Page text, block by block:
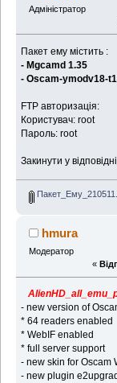
Адміністратор
Пакет ему містить :
- Mgcamd 1.35
- Oscam-ymodv18-
FTP авторизація:
Користувач: root
Пароль: root
Закинути у
hmura
Модератор
«
- new version of
* 64 readers enabled
* WebIF enabled
* full server support
- new skin for Oscam
- new plugin